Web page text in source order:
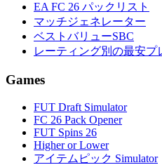
EA FC 26 パックリスト
マッチジェネレーター
ベストバリューSBC
レーティング別の最安プ
Games
FUT Draft Simulator
FC 26 Pack Opener
FUT Spins 26
Higher or Lower
アイテムピック Simulator